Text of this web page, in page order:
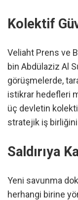
Kolektif
Veliaht Prens ve
bin Abdülaziz Al
görüşmelerde,
istikrar hedefleri
üç devletin
stratejik iş
Saldırıya
Yeni savunma
herhangi birine